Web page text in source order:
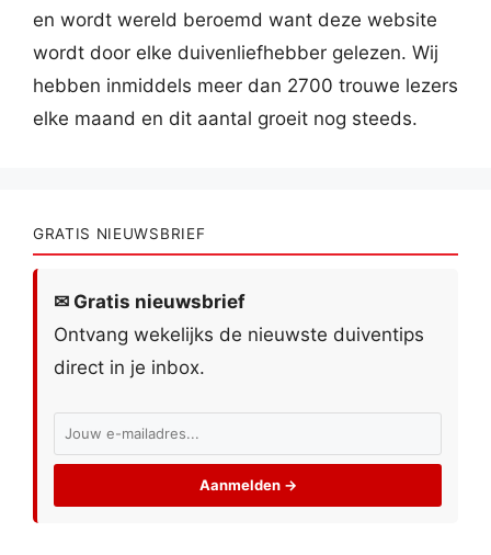
en wordt wereld beroemd want deze website
wordt door elke duivenliefhebber gelezen. Wij
hebben inmiddels meer dan 2700 trouwe lezers
elke maand en dit aantal groeit nog steeds.
GRATIS NIEUWSBRIEF
✉ Gratis nieuwsbrief
Ontvang wekelijks de nieuwste duiventips
direct in je inbox.
Aanmelden →